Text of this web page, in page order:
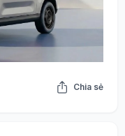
Chia sẻ